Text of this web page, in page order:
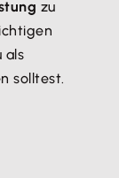
zu
als
solltest.